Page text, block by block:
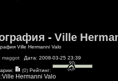
- Ville
Ville Hermanni Valo
maggot Дата: 2008-03-25 23:39
(0) Рейтинг:
Hermanni Valo